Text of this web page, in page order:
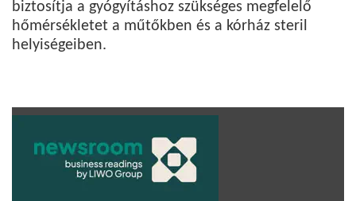
biztosítja a gyógyításhoz szükséges megfelelő
hőmérsékletet a műtőkben és a kórház steril
helyiségeiben.